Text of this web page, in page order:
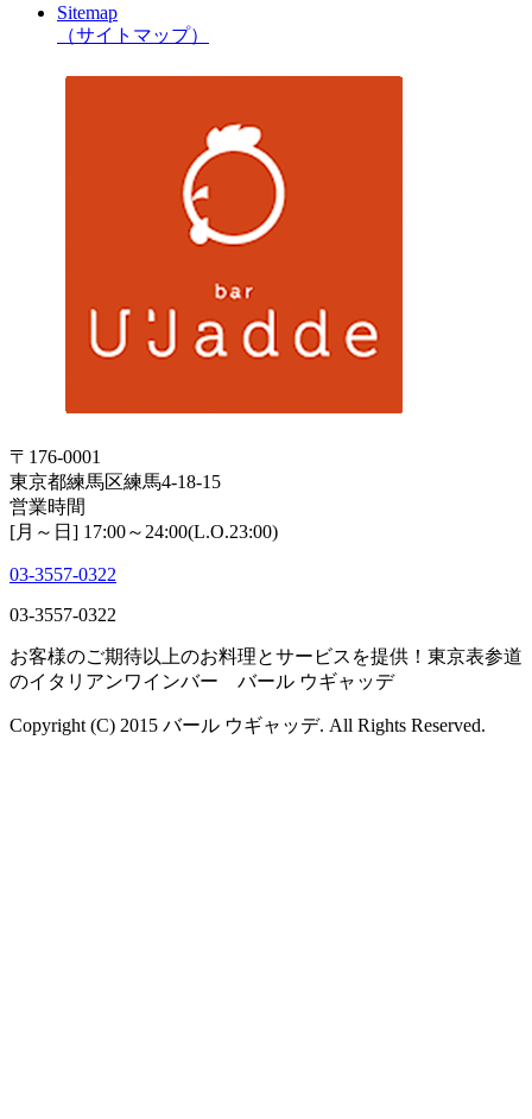
Sitemap
（サイトマップ）
〒176-0001
東京都練馬区練馬4-18-15
営業時間
[月～日] 17:00～24:00(L.O.23:00)
03-3557-0322
03-3557-0322
お客様のご期待以上のお料理とサービスを提供！東京表参道
のイタリアンワインバー バール ウギャッデ
Copyright (C) 2015 バール ウギャッデ. All Rights Reserved.